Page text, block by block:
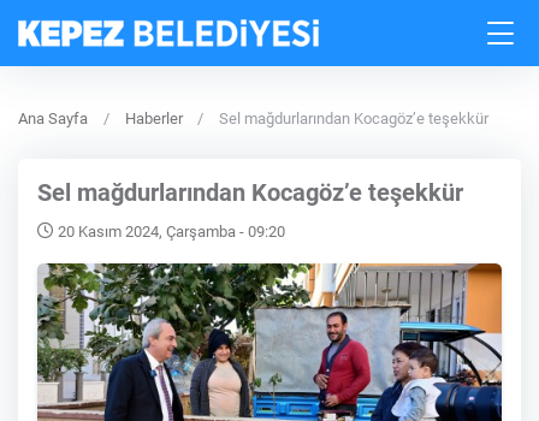
Ana Sayfa Haberler Sel mağdurlarından Kocagöz’e teşekkür
Sel mağdurlarından Kocagöz’e teşekkür
20 Kasım 2024, Çarşamba - 09:20